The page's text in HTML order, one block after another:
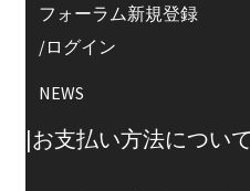
フォーラム新規登録
/ログイン
NEWS
|お支払い方法について